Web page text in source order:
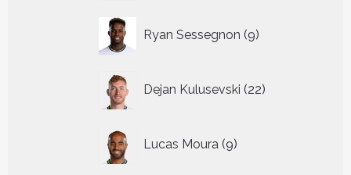
Ryan Sessegnon 9
producten
Dejan Kulusevski 22
producten
Lucas Moura 9
producten